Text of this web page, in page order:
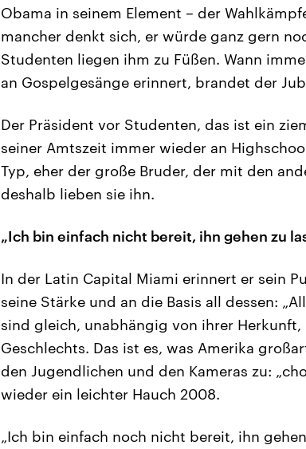
Obama in seinem Element – der
mancher denkt sich, er würde ganz gern
Studenten liegen ihm zu Füßen. Wann
an Gospelgesänge erinnert, brandet der
Der Präsident vor Studenten, das ist ein
seiner Amtszeit immer wieder an
Typ, eher der große Bruder, der mit den
deshalb lieben sie ihn.
„Ich bin einfach nicht bereit, ihn gehen zu
In der Latin Capital Miami erinnert er sein
seine Stärke und an die Basis all dessen:
sind gleich, unabhängig von ihrer
Geschlechts. Das ist es, was Amerika
den Jugendlichen und den Kameras zu:
wieder ein leichter Hauch 2008.
„Ich bin einfach noch nicht bereit, ihn